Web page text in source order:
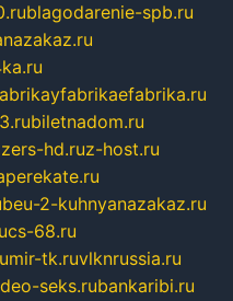
blagodarenie-spb.ru
biletnadom.ru
hd.ruz-host.ru
2-kuhnyanazakaz.ru
cs-68.ru
mir-tk.ruvlknrussia.ru
seks.rubankaribi.ru